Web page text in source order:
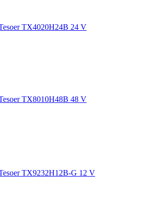
TX4020H24B 24 V
TX8010H48B 48 V
TX9232H12B-G 12 V